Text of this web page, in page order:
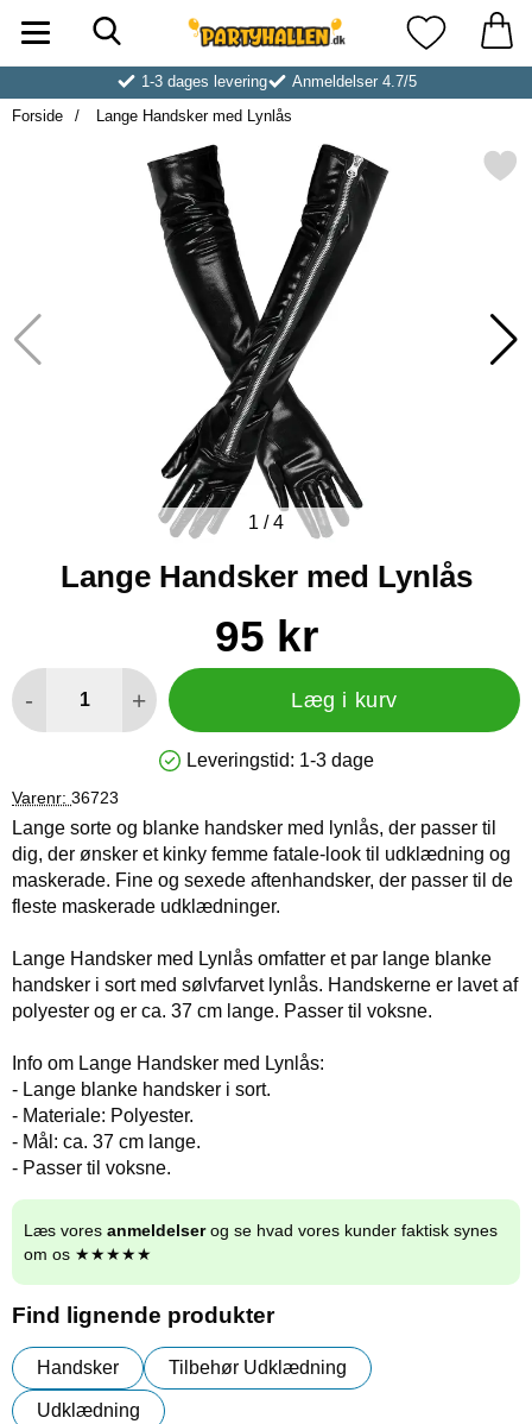
Startside for Partyhallen AB Mine
1-3 dages levering
Anmeldelser 4.7/5
Forside
Lange Handsker med Lynlås
Markér lange Handsker
1 /4
Lange Handsker med Lynlås
Køb dette produkt Lange Handsker med Lynlås
pris
95 kr
- + Læg i kurv
Produkttilgængelighed: På lager
Leveringstid: 1-3 dage
Varenr: 36723
Lange sorte og blanke handsker med lynlås, der passer til
dig, der ønsker et kinky femme fatale-look til udklædning og
maskerade. Fine og sexede aftenhandsker, der passer til de
fleste maskerade udklædninger.
Lange Handsker med Lynlås omfatter et par lange blanke
handsker i sort med sølvfarvet lynlås. Handskerne er lavet af
polyester og er ca. 37 cm lange. Passer til voksne.
Info om Lange Handsker med Lynlås:
- Lange blanke handsker i sort.
- Materiale: Polyester.
- Mål: ca. 37 cm lange.
- Passer til voksne.
Læs vores anmeldelserog se hvad vores kunder faktisk synes
om os ★★★★★
Find lignende produkter
Handsker Tilbehør Udklædning
Udklædning